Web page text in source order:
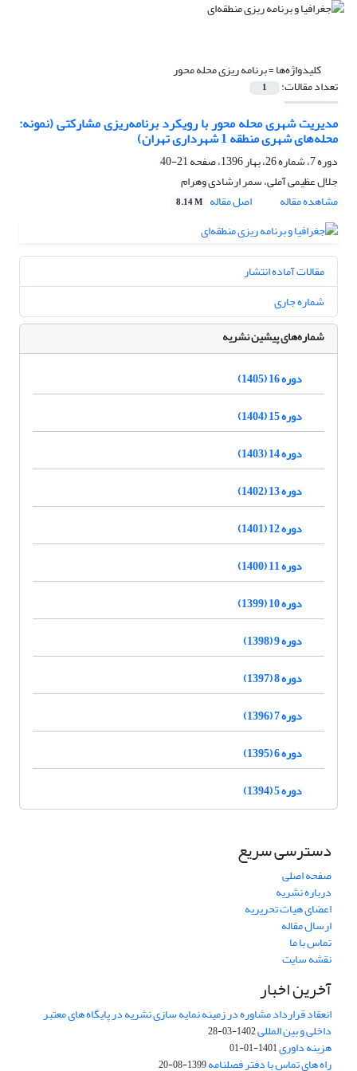
کلیدواژه‌ها =برنامه ریزی محله محور
تعداد مقالات: 1
مدیریت شهری محله محور با رویکرد برنامه‌ریزی مشارکتی (نمونه:
محله‌های شهری منطقه 1 شهرداری تهران)
دوره 7، شماره 26، بهار 1396، صفحه
21-40
جلال عظیمی آملی، سمر ارشادی وهرام
مشاهده مقاله
اصل مقاله 8.14 M
مقالات آماده انتشار
شماره جاری
شماره‌های پیشین نشریه
دوره 16 (1405)
دوره 15 (1404)
دوره 14 (1403)
دوره 13 (1402)
دوره 12 (1401)
دوره 11 (1400)
دوره 10 (1399)
دوره 9 (1398)
دوره 8 (1397)
دوره 7 (1396)
دوره 6 (1395)
دوره 5 (1394)
دسترسی سریع
صفحه اصلی
درباره نشریه
اعضای هیات تحریریه
ارسال مقاله
تماس با ما
نقشه سایت
آخرین اخبار
انعقاد قرارداد مشاوره در زمینه نمایه سازی نشریه در پایگاه های معتبر
داخلی و بین المللی1402-03-28
هزینه داوری1401-01-01
راه های تماس با دفتر فصلنامه1399-08-20